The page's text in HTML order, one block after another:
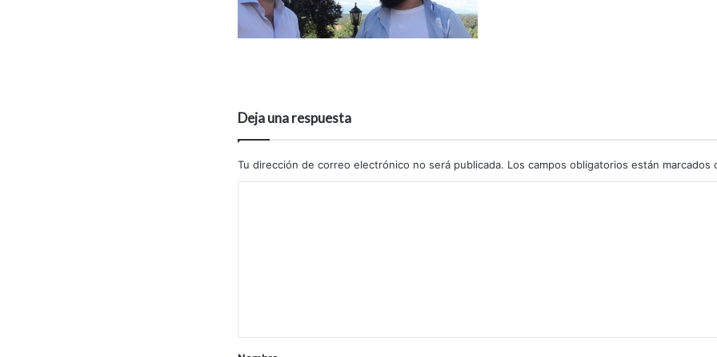
Deja una respuesta
Tu dirección de correo electrónico no será publicada. Los campos obligatorios están marcados